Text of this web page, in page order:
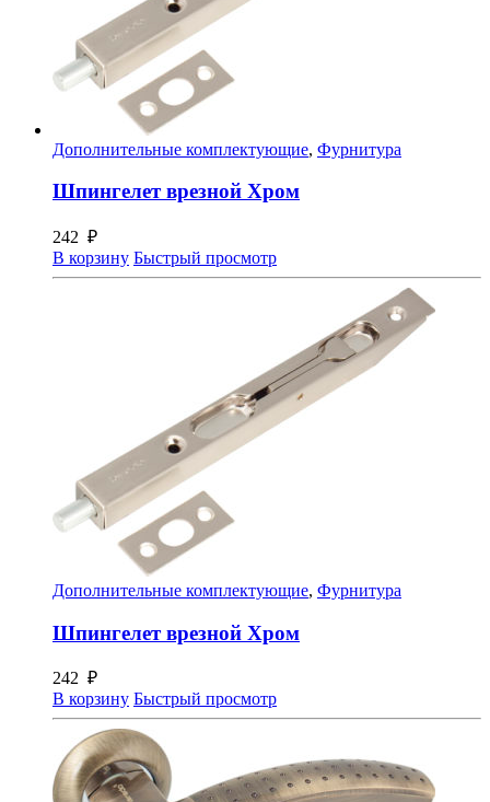
Дополнительные комплектующие, Фурнитура
Шпингелет врезной Хром
242 ₽
В корзину Быстрый просмотр
Дополнительные комплектующие, Фурнитура
Шпингелет врезной Хром
242 ₽
В корзину Быстрый просмотр